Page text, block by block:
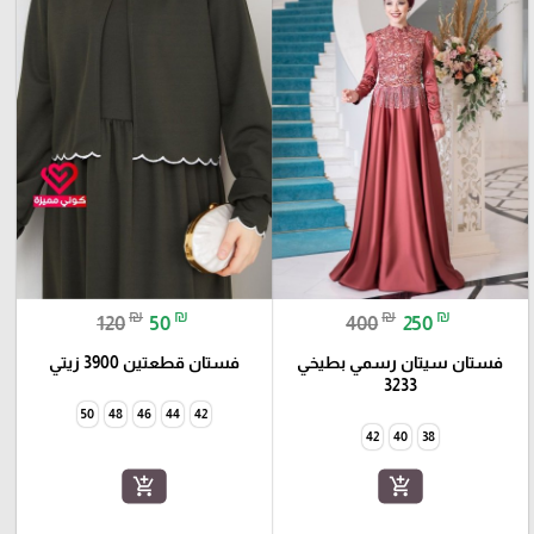
400₪ 250 ₪
فستان سيتان رسمي بطيخي
3233
38
40
42
add_shopping_cart
120₪ 50 ₪
فستان قطعتين 3900 زيتي
42
44
46
48
50
add_shopping_cart